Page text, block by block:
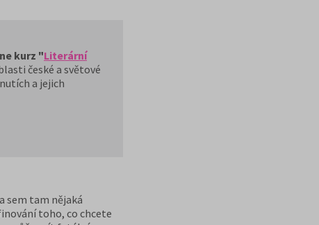
kurz "Literární
české a světové
a jejich
sem tam nějaká
toho, co chcete